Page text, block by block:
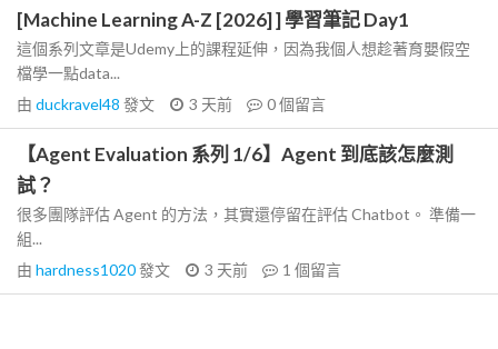
[Machine Learning A-Z [2026] ] 學習筆記 Day1
這個系列文章是Udemy上的課程延伸，因為我個人想趁著育嬰假空
檔學一點data...
由 duckravel48 發文 3 天前 0個留言
【Agent Evaluation 系列 1/6】Agent 到底該怎麼測
試？
很多團隊評估 Agent 的方法，其實還停留在評估 Chatbot。 準備一
組...
由 hardness1020發文 3 天前 1 個留言